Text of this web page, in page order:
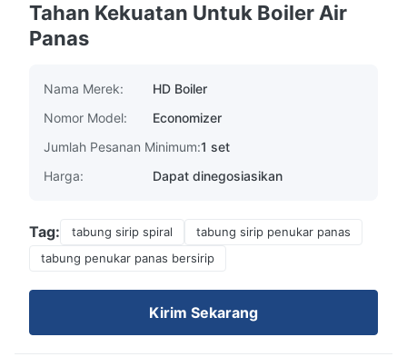
Tahan Kekuatan Untuk Boiler Air
Panas
Nama Merek:
HD Boiler
Nomor Model:
Economizer
Jumlah Pesanan Minimum:1 set
Harga:
Dapat dinegosiasikan
Tag: tabung sirip spiral
tabung sirip penukar panas
tabung penukar panas bersirip
Kirim Sekarang